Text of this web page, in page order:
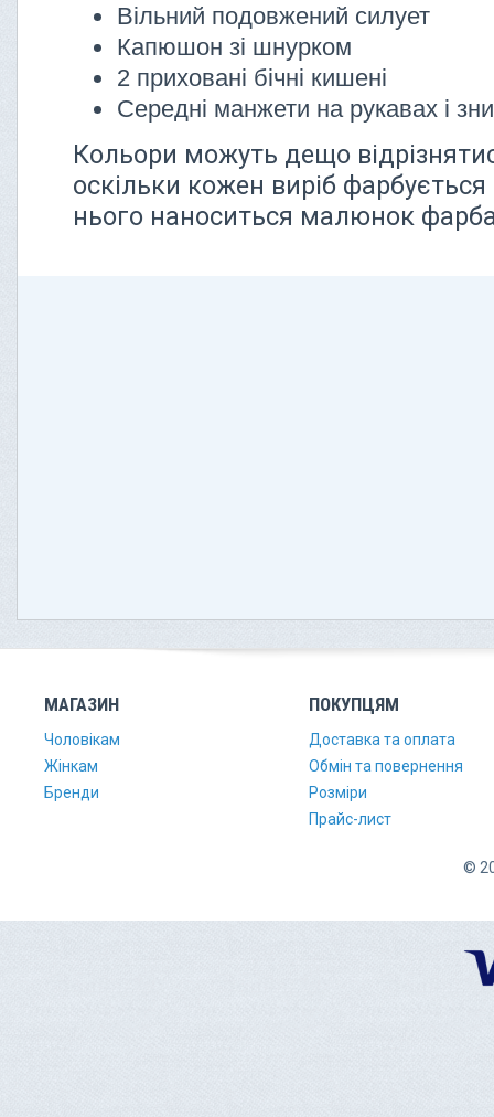
Вільний подовжений силует
Капюшон зі шнурком
2 приховані бічні кишені
Середні манжети на рукавах і
Кольори можуть дещо
оскільки кожен виріб фарбується
нього наноситься малюнок
МАГАЗИН
Чоловікам
Жінкам
Бренди
ПОКУПЦЯМ
Доставка та оплата
Обмін та повернення
Розміри
Прайс-лист
©